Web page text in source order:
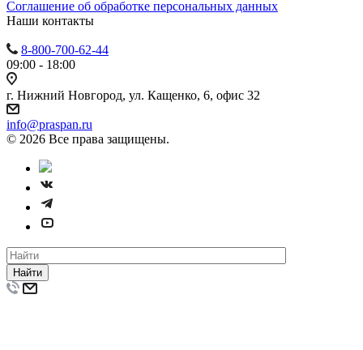
Cоглашение об обработке персональных данных
Наши контакты
8-800-700-62-44
09:00 - 18:00
г. Нижний Новгород, ул. Кащенко, 6, офис 32
info@praspan.ru
© 2026 Все права защищены.
Найти